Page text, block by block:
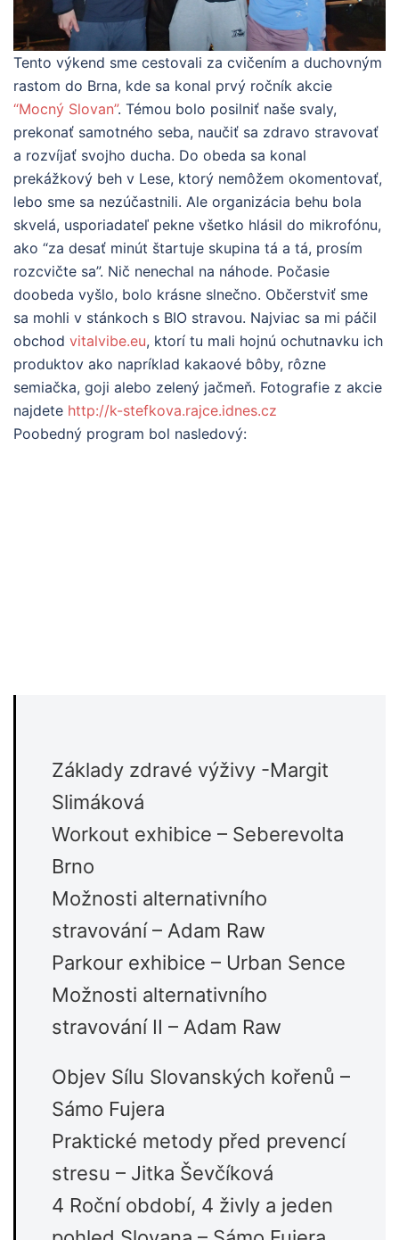
Tento výkend sme cestovali za cvičením a duchovným
rastom do Brna, kde sa konal prvý ročník akcie
“Mocný Slovan”. Témou bolo posilniť naše svaly,
prekonať samotného seba, naučiť sa zdravo stravovať
a rozvíjať svojho ducha. Do obeda sa konal
prekážkový beh v Lese, ktorý nemôžem okomentovať,
lebo sme sa nezúčastnili. Ale organizácia behu bola
skvelá, usporiadateľ pekne všetko hlásil do mikrofónu,
ako “za desať minút štartuje skupina tá a tá, prosím
rozcvičte sa”. Nič nenechal na náhode. Počasie
doobeda vyšlo, bolo krásne slnečno. Občerstviť sme
sa mohli v stánkoch s BIO stravou. Najviac sa mi páčil
obchod vitalvibe.eu, ktorí tu mali hojnú ochutnavku ich
produktov ako napríklad kakaové bôby, rôzne
semiačka, goji alebo zelený jačmeň. Fotografie z akcie
najdete http://k-stefkova.rajce.idnes.cz
Poobedný program bol nasledový:
Základy zdravé výživy -Margit
Slimáková
Workout exhibice – Seberevolta
Brno
Možnosti alternativního
stravování – Adam Raw
Parkour exhibice – Urban Sence
Možnosti alternativního
stravování II – Adam Raw
Objev Sílu Slovanských kořenů –
Sámo Fujera
Praktické metody před prevencí
stresu – Jitka Ševčíková
4 Roční období, 4 živly a jeden